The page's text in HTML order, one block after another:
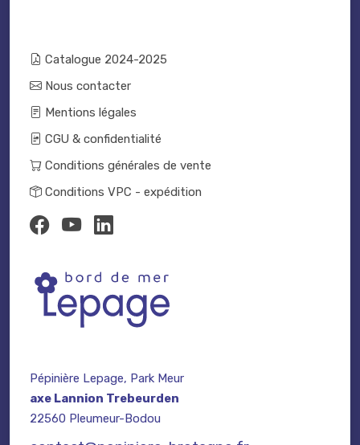
Catalogue 2024-2025
Nous contacter
Mentions légales
CGU & confidentialité
Conditions générales de vente
Conditions VPC - expédition
Pépinière Lepage, Park Meur
axe Lannion Trebeurden
22560 Pleumeur-Bodou